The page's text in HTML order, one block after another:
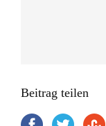
Beitrag teilen